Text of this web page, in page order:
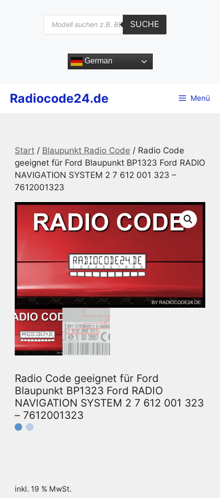
Products
search
SUCHE
German
Radiocode24.de Menü
Start / Blaupunkt Radio Code / Radio Code
geeignet für Ford Blaupunkt BP1323 Ford RADIO
NAVIGATION SYSTEM 2 7 612 001 323 –
7612001323
Radio Code geeignet für Ford
Blaupunkt BP1323 Ford RADIO
NAVIGATION SYSTEM 2 7 612 001 323
– 7612001323
inkl. 19 % MwSt.